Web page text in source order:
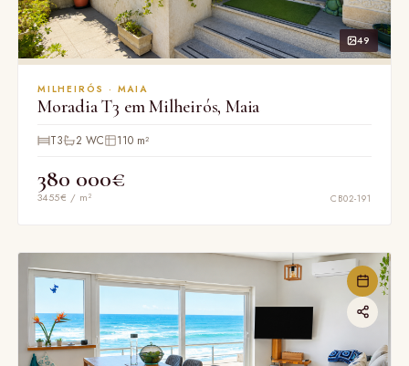
49
MILHEIRÓS · MAIA
Moradia T3 em Milheirós, Maia
T3 2 WC 110 m²
380 000€
3455€ / m² CB02-191